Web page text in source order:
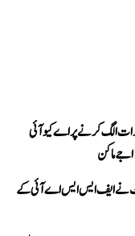
الگ کرنے پر اے کیو آئی
نے ایف ایس ایس اے آئی کے